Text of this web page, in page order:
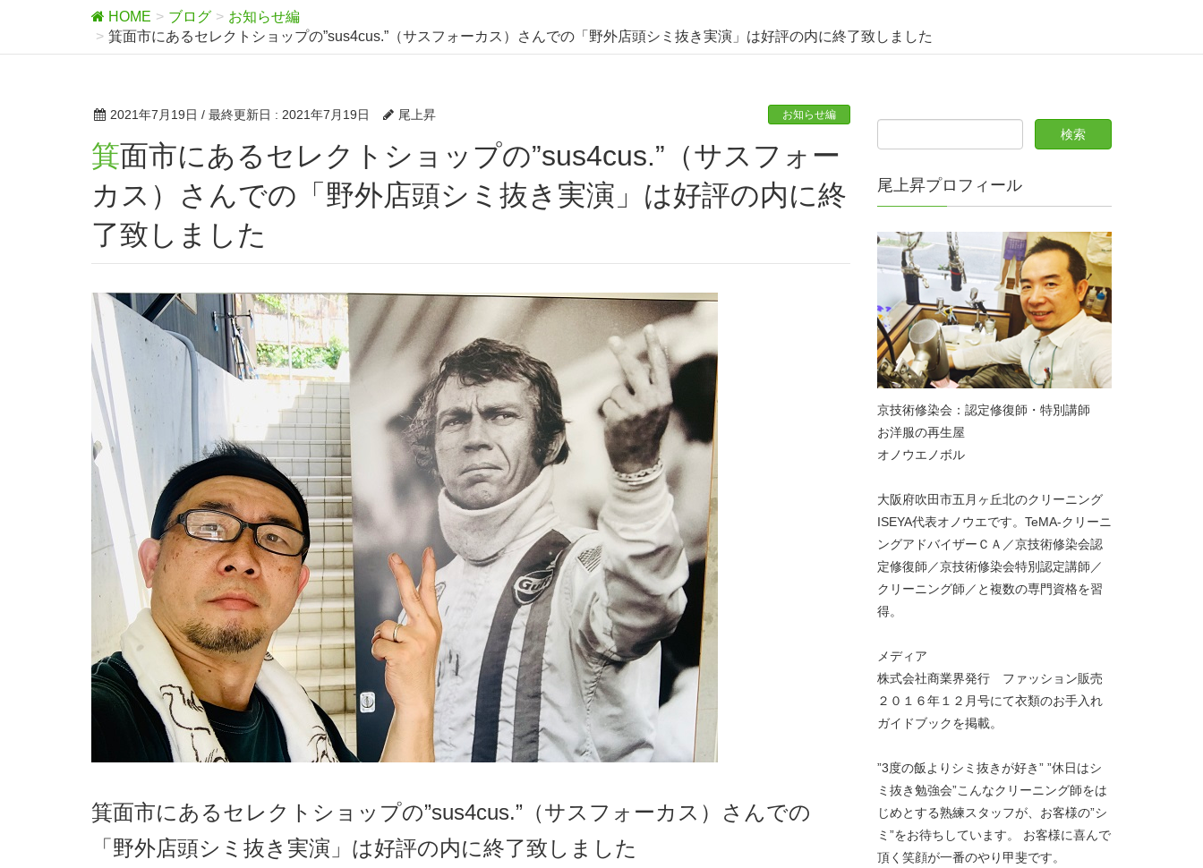
HOME ブログ
お知らせ編
箕面市にあるセレクトショップの”sus4cus.”（サスフォーカス）さんでの「野外店頭シミ抜き実演」は好評の内に終了致しました
2021年7月19日 / 最終更新日 : 2021年7月19日 尾上昇 お知らせ編
箕面市にあるセレクトショップの”sus4cus.”（サスフォー
カス）さんでの「野外店頭シミ抜き実演」は好評の内に終
了致しました
箕面市にあるセレクトショップの”sus4cus.”（サスフォーカス）さんでの
「野外店頭シミ抜き実演」は好評の内に終了致しました
尾上昇プロフィール
京技術修染会：認定修復師・特別講師
お洋服の再生屋
オノウエノボル
大阪府吹田市五月ヶ丘北のクリーニング
ISEYA代表オノウエです。TeMA-クリーニ
ングアドバイザーＣＡ／京技術修染会認
定修復師／京技術修染会特別認定講師／
クリーニング師／と複数の専門資格を習
得。
メディア
株式会社商業界発行 ファッション販売
２０１６年１２月号にて衣類のお手入れ
ガイドブックを掲載。
”3度の飯よりシミ抜きが好き” ”休日はシ
ミ抜き勉強会”こんなクリーニング師をは
じめとする熟練スタッフが、お客様の”シ
ミ”をお待ちしています。 お客様に喜んで
頂く笑顔が一番のやり甲斐です。